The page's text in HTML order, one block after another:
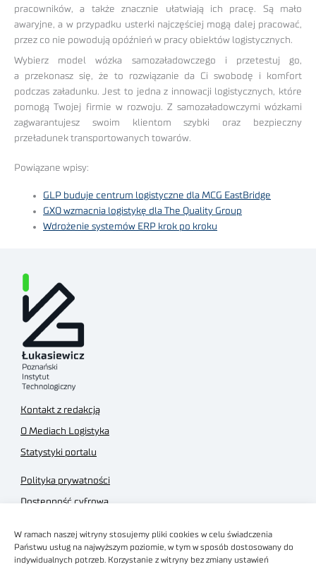
W ramach naszej witryny stosujemy pliki cookies w celu świadczenia
Państwu usług na najwyższym poziomie, w tym w sposób dostosowany do
indywidualnych potrzeb. Korzystanie z witryny bez zmiany ustawień
pracowników, a także znacznie ułatwiają ich pracę. Są mało
awaryjne, a w przypadku usterki najczęściej mogą dalej pracować,
przez co nie powodują opóźnień w pracy obiektów logistycznych.
Wybierz model wózka samozaładowczego i przetestuj go,
a przekonasz się, że to rozwiązanie da Ci swobodę i komfort
podczas załadunku. Jest to jedna z innowacji logistycznych, które
pomogą Twojej firmie w rozwoju. Z samozaładowczymi wózkami
zagwarantujesz swoim klientom szybki oraz bezpieczny
przeładunek transportowanych towarów.
Powiązane wpisy:
GLP buduje centrum logistyczne dla MCG EastBridge
GXO wzmacnia logistykę dla The Quality Group
Wdrożenie systemów ERP krok po kroku
Kontakt z redakcją
O Mediach Logistyka
Statystyki portalu
Polityka prywatności
Dostępność cyfrowa
Regulamin sklepu